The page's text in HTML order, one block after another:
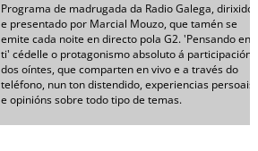
Programa de madrugada da Radio Galega, dirixido
e presentado por Marcial Mouzo, que tamén se
emite cada noite en directo pola G2. 'Pensando en
ti' cédelle o protagonismo absoluto á participación
dos oíntes, que comparten en vivo e a través do
teléfono, nun ton distendido, experiencias persoais
e opinións sobre todo tipo de temas.